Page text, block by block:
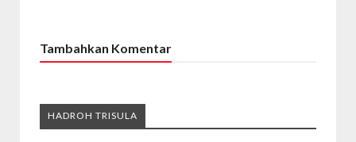
Tambahkan Komentar
HADROH TRISULA